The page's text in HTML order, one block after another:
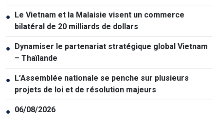
● Le Vietnam et la Malaisie visent un commerce
bilatéral de 20 milliards de dollars
● Dynamiser le partenariat stratégique global Vietnam
– Thaïlande
● L’Assemblée nationale se penche sur plusieurs
projets de loi et de résolution majeurs
● 06/08/2026